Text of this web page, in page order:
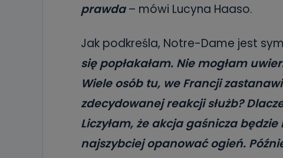
prawda– mówi Lucyna Haaso.
Jak podkreśla, Notre-Dame jest
się popłakałam. Nie mogłam
Wiele osób tu, we Francji
zdecydowanej reakcji służb?
Liczyłam, że akcja gaśnicza
najszybciej opanować ogień.